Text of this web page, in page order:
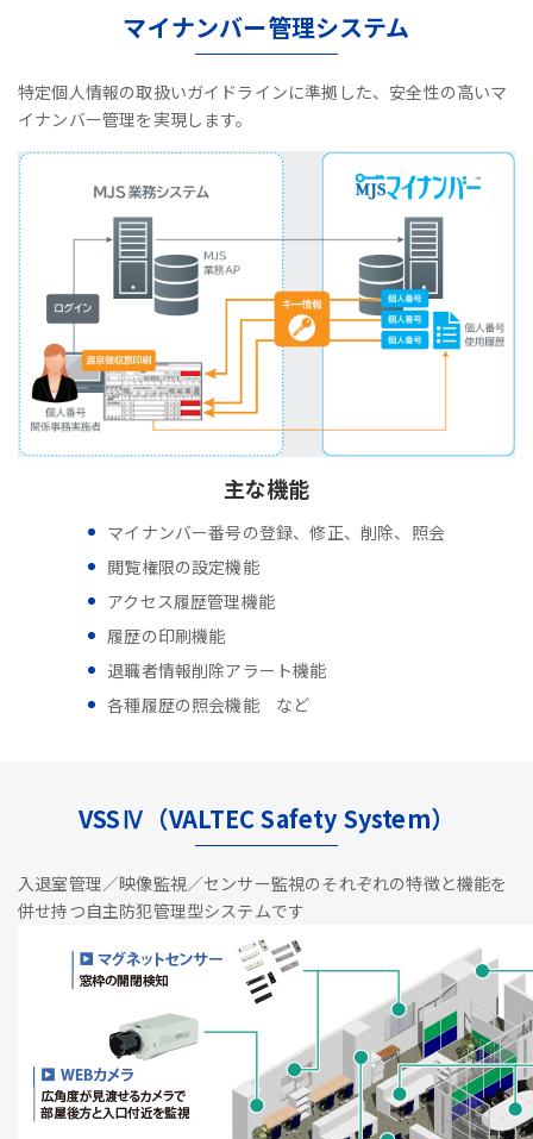
マイナンバー管理システム
特定個人情報の取扱いガイドラインに準拠した、安全性の高いマ
イナンバー管理を実現します。
主な機能
マイナンバー番号の登録、修正、削除、照会
閲覧権限の設定機能
アクセス履歴管理機能
履歴の印刷機能
退職者情報削除アラート機能
各種履歴の照会機能 など
VSSⅣ（VALTEC Safety System）
入退室管理／映像監視／センサー監視のそれぞれの特徴と機能を
併せ持つ自主防犯管理型システムです